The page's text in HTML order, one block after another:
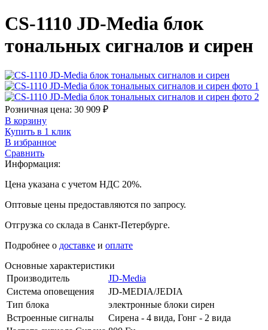
CS-1110 JD-Media блок
тональных сигналов и сирен
Розничная цена: 30 909 ₽
В корзину
Купить в 1 клик
В избранное
Сравнить
Информация:
Цена указана с учетом НДС 20%.
Оптовые цены предоставляются по запросу.
Отгрузка со склада в Санкт-Петербурге.
Подробнее о доставке и оплате
Основные характеристики
Производитель
JD-Media
Система оповещения
JD-MEDIA/JEDIA
Тип блока
электронные блоки сирен
Встроенные сигналы
Сирена - 4 вида, Гонг - 2 вида